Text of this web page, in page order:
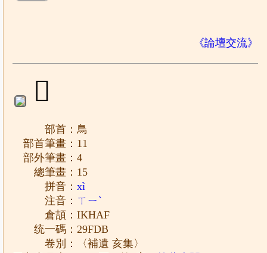
《論壇交流》
𩿛
部首：鳥
部首筆畫：11
部外筆畫：4
總筆畫：15
拼音：xì
注音： ㄒㄧˋ
倉頡：IKHAF
统一碼：29FDB
卷別：〈補遺 亥集〉